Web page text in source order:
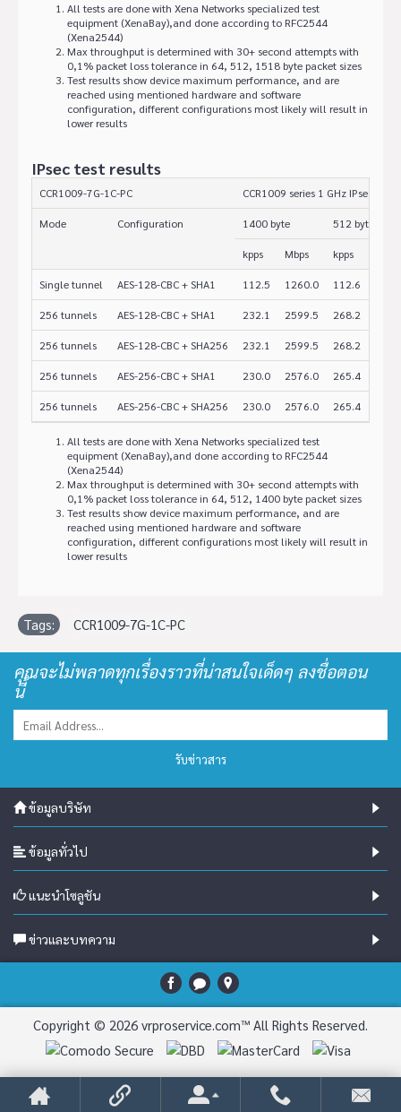
All tests are done with Xena Networks specialized test
equipment (XenaBay),and done according to RFC2544
(Xena2544)
Max throughput is determined with 30+ second attempts with
0,1% packet loss tolerance in 64, 512, 1518 byte packet sizes
Test results show device maximum performance, and are
reached using mentioned hardware and software
configuration, different configurations most likely will result in
lower results
IPsec test results
CCR1009-7G-1C-PC CCR1009 series 1 GHz IPsec
Mode Configuration 1400 byte 512 byte
kpps Mbps kpps
Single tunnel AES-128-CBC + SHA1 112.5 1260.0 112.6
256 tunnels AES-128-CBC + SHA1 232.1 2599.5 268.2
256 tunnels AES-128-CBC + SHA256 232.1 2599.5 268.2
256 tunnels AES-256-CBC + SHA1 230.0 2576.0 265.4
256 tunnels AES-256-CBC + SHA256 230.0 2576.0 265.4
All tests are done with Xena Networks specialized test
equipment (XenaBay),and done according to RFC2544
(Xena2544)
Max throughput is determined with 30+ second attempts with
0,1% packet loss tolerance in 64, 512, 1400 byte packet sizes
Test results show device maximum performance, and are
reached using mentioned hardware and software
configuration, different configurations most likely will result in
lower results
Tags: CCR1009-7G-1C-PC
คุณจะไม่พลาดทุกเรื่องราวที่น่าสนใจเด็ดๆ ลงชื่อตอน
นี้
รับข่าวสาร
ข้อมูลบริษัท
ข้อมูลทั่วไป
แนะนำโซลูชัน
ข่าวและบทความ
Copyright © 2026 vrproservice.com™ All Rights Reserved.